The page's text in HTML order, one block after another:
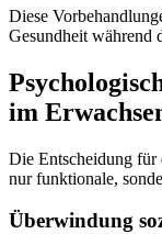
Diese
Gesundheit während
im
Die Entscheidung für
nur funktionale,
Überwindung